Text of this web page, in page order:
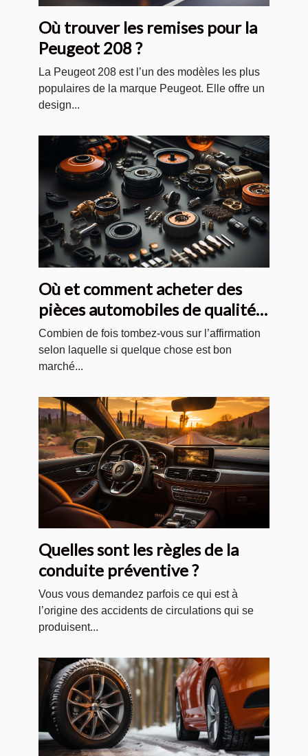
Où trouver les remises pour la
Peugeot 208 ?
La Peugeot 208 est l’un des modèles les plus
populaires de la marque Peugeot. Elle offre un
design...
Où et comment acheter des
pièces automobiles de qualité
et pas chères ?
Combien de fois tombez-vous sur l’affirmation
selon laquelle si quelque chose est bon
marché...
Quelles sont les règles de la
conduite préventive ?
Vous vous demandez parfois ce qui est à
l’origine des accidents de circulations qui se
produisent...